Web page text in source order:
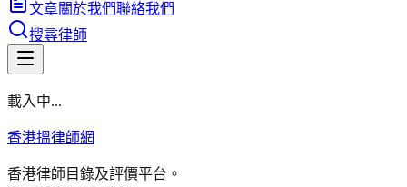
文章關於我們聯絡我們
搜尋律師
載入中...
香港搵律師網
香港律師目錄及評價平台。